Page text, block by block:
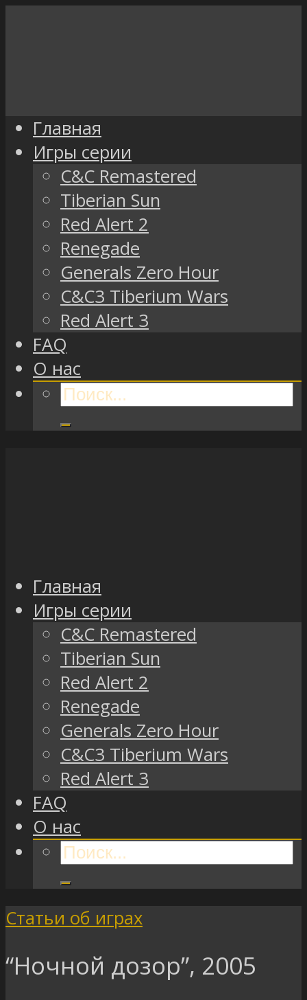
Главная
Игры серии
C&C Remastered
Tiberian Sun
Red Alert 2
Renegade
Generals Zero Hour
C&C3 Tiberium Wars
Red Alert 3
FAQ
О нас
Главная
Игры серии
C&C Remastered
Tiberian Sun
Red Alert 2
Renegade
Generals Zero Hour
C&C3 Tiberium Wars
Red Alert 3
FAQ
О нас
Статьи об играх
“Ночной дозор”, 2005